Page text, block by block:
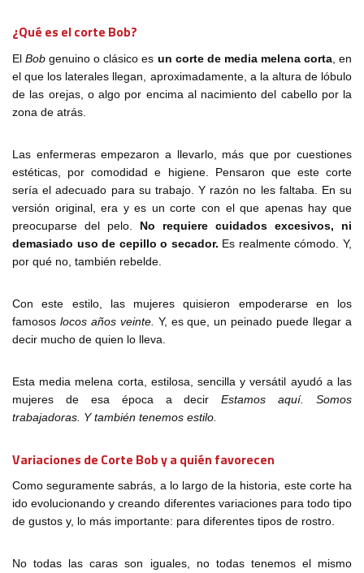
¿Qué es el corte Bob?
ElBob genuino o clásico es un corte de media melena corta, en
el que los laterales llegan, aproximadamente, a la altura de lóbulo
de las orejas, o algo por encima al nacimiento del cabello por la
zona de atrás.
Las enfermeras empezaron a llevarlo, más que por cuestiones
estéticas, por comodidad e higiene. Pensaron que este corte
sería el adecuado para su trabajo. Y razón no les faltaba. En su
versión original, era y es un corte con el que apenas hay que
preocuparse del pelo. No requiere cuidados excesivos, ni
demasiado uso de cepillo o secador. Es realmente cómodo. Y,
por qué no, también rebelde.
Con este estilo, las mujeres quisieron empoderarse en los
famosos locos años veinte. Y, es que, un peinado puede llegar a
decir mucho de quien lo lleva.
Esta media melena corta, estilosa, sencilla y versátil ayudó a las
mujeres de esa época a decirEstamos aquí. Somos
trabajadoras. Y también tenemos estilo.
Variaciones de Corte Bob y a quién favorecen
Como seguramente sabrás, a lo largo de la historia, este corte ha
ido evolucionando y creando diferentes variaciones para todo tipo
de gustos y, lo más importante: para diferentes tipos de rostro.
No todas las caras son iguales, no todas tenemos el mismo